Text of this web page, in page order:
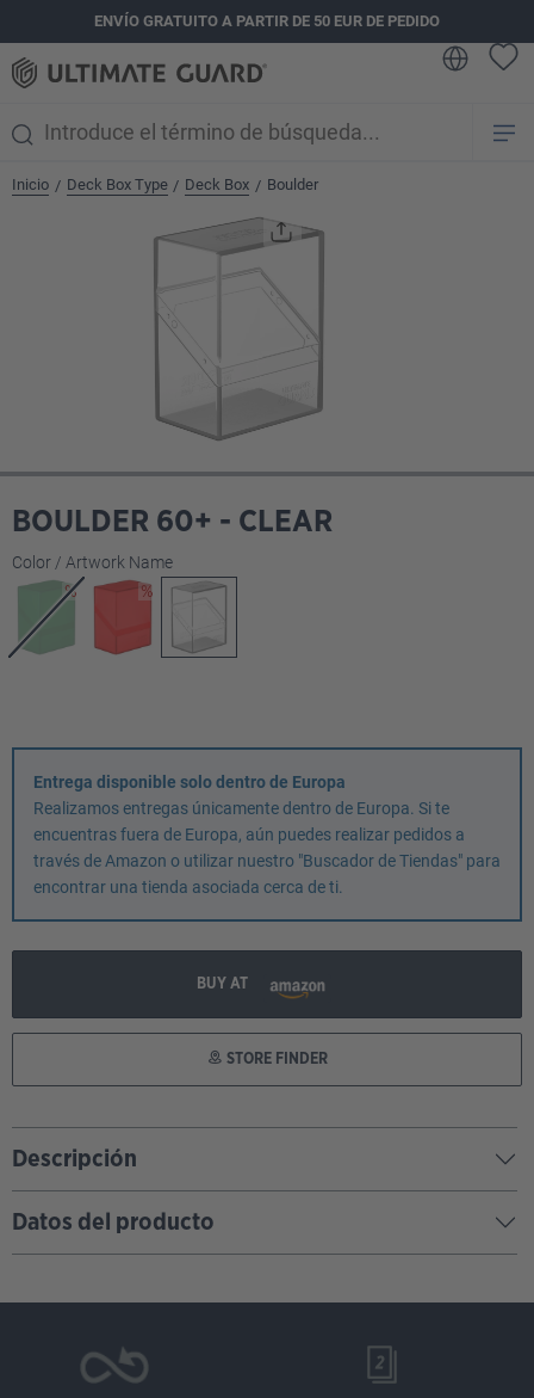
principalENVÍO GRATUITO A PARTIR DE 50 EUR DE PEDIDO
Inicio / Deck Box Type / Deck Box / Boulder
BOULDER 60+ - CLEAR
Seleccione
Color / Artwork Name
Entrega disponible solo dentro de Europa
Realizamos entregas únicamente dentro de Europa. Si te
encuentras fuera de Europa, aún puedes realizar pedidos a
través de Amazon o utilizar nuestro "Buscador de Tiendas" para
encontrar una tienda asociada cerca de ti.
BUY AT
STORE FINDER
Descripción
Datos del producto